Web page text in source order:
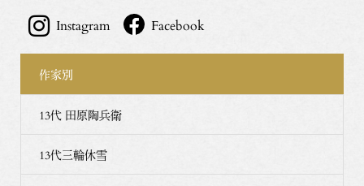
Instagram Facebook
作家別
13代 田原陶兵衛
13代三輪休雪